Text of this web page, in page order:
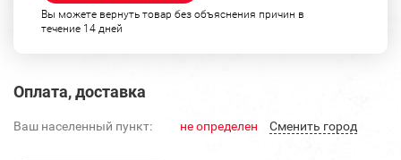
Вы можете вернуть товар без объяснения причин в
течение 14 дней
Оплата, доставка
Ваш населенный пункт: не определен Cменить город